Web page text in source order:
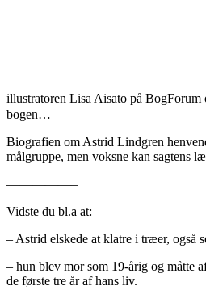
illustratoren Lisa Aisato på BogForum
bogen…
Biografien om Astrid Lindgren
målgruppe, men voksne kan sagtens
—————–
Vidste du bl.a at:
– Astrid elskede at klatre i træer, også
– hun blev mor som 19-årig og måtte
de første tre år af hans liv.